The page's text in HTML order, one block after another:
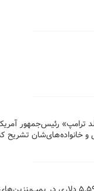
ترامپ» رئیس‌جمهور
و خانواده‌های‌شان تشریح